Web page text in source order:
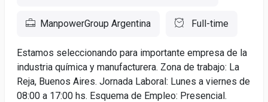
ManpowerGroup Argentina Full-time
Estamos seleccionando para importante empresa de la
industria química y manufacturera. Zona de trabajo: La
Reja, Buenos Aires. Jornada Laboral: Lunes a viernes de
08:00 a 17:00 hs. Esquema de Empleo: Presencial.